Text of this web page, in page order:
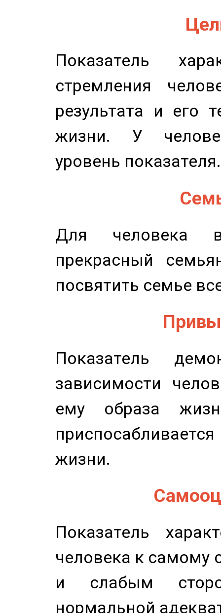
Показатель
стремления
результата и его
жизни. У
уровень показателя.
Для человека
прекрасный
посвятить семье
Показатель
зависимости
ему образа
жизни.
Показатель
человека к самому
и слабым
нормальной